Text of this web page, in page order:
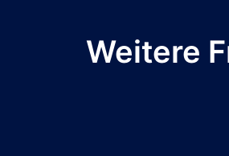
Weitere